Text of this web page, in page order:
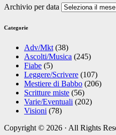
Archivio per data
Categorie
Adv/Mkt (38)
Ascolti/Musica (245)
Fiabe (5)
Leggere/Scrivere (107)
Mestiere di Babbo (206)
Scritture miste (56)
Varie/Eventuali (202)
Visioni (78)
Copyright © 2026 · All Rights